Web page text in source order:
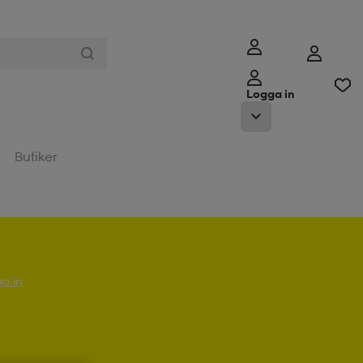
Logga in
Butiker
in